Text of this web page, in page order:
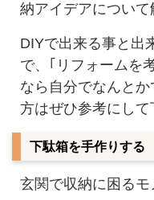
納アイデアについて
DIYで出来る事と出
で、｢リフォームを
なら自分でなんと
方はぜひ参考にして
下駄箱を手作りする
玄関で収納に困るモ